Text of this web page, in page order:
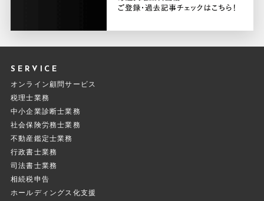
SERVICE
オンライン顧問サービス
税理士業務
中小企業診断士業務
社会保険労務士業務
不動産鑑定士業務
行政書士業務
司法書士業務
相続税申告
ホールディングス化支援